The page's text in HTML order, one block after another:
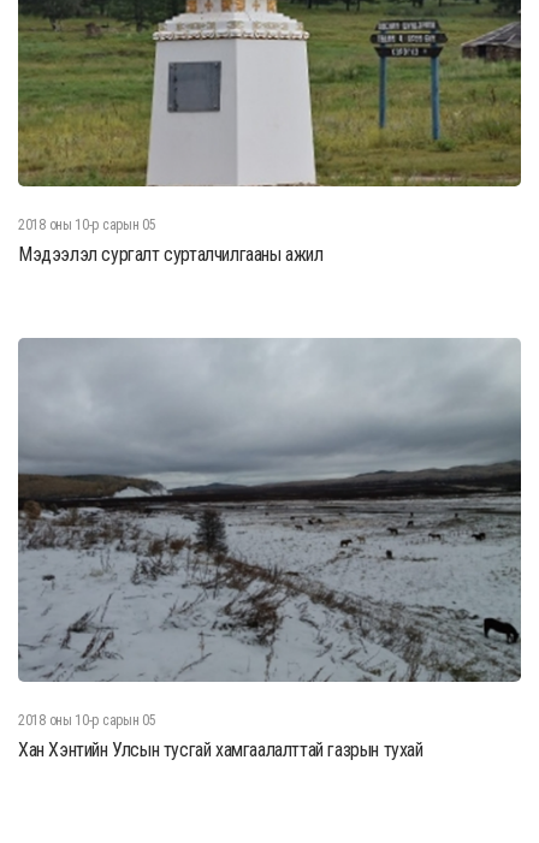
2018 оны 10-р сарын 05
Мэдээлэл сургалт сурталчилгааны ажил
2018 оны 10-р сарын 05
Хан Хэнтийн Улсын тусгай хамгаалалттай газрын тухай